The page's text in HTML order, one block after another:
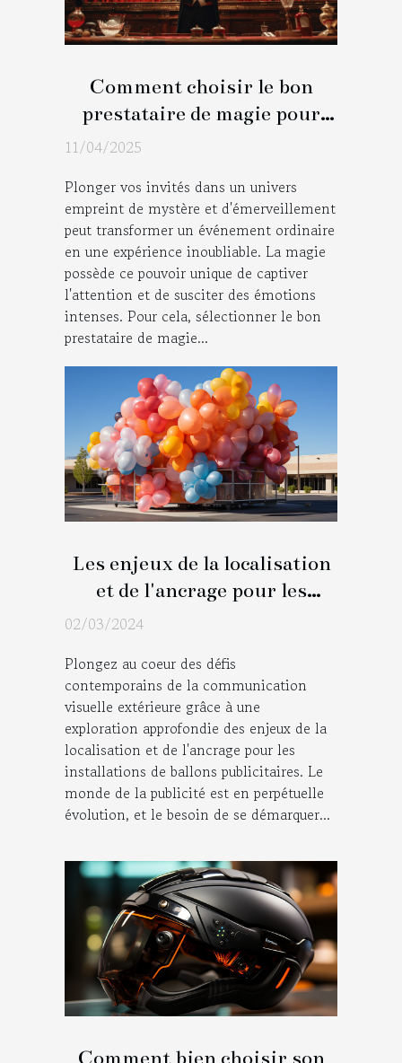
Comment choisir le bon
prestataire de magie pour
marquer les esprits lors de
11/04/2025
Plonger vos invités dans un univers
empreint de mystère et d'émerveillement
peut transformer un événement ordinaire
en une expérience inoubliable. La magie
possède ce pouvoir unique de captiver
l'attention et de susciter des émotions
intenses. Pour cela, sélectionner le bon
prestataire de magie...
Les enjeux de la localisation
et de l'ancrage pour les
installations de ballons
02/03/2024
Plongez au coeur des défis
contemporains de la communication
visuelle extérieure grâce à une
exploration approfondie des enjeux de la
localisation et de l'ancrage pour les
installations de ballons publicitaires. Le
monde de la publicité est en perpétuelle
évolution, et le besoin de se démarquer...
Comment bien choisir son